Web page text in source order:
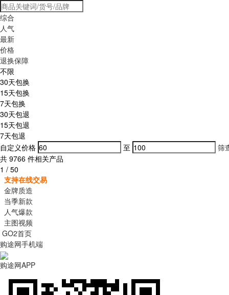
综合
人气
最新
价格
退换保障
不限
30天包换
15天包换
7天包换
30天包退
15天包退
7天包退
自定义价格
至
筛
共 9766 件相关产品
1 / 50
支持在线交易
金牌质造
当季新款
人气爆款
主图视频
GO2首页
购途网手机端
购途网APP